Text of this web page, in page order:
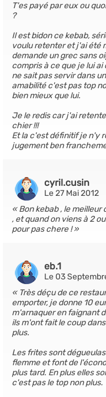
T'es payé par eux ou
?
Il est bidon ce kebab,
voulu retenter et j'ai été
demande un grec sans
compris à ce que je lui ai
ne sait pas servir dans
amabilité c'est pas top
bien mieux que lui.
Je le redis car j'ai
chier !!!
Et la c'est définitif je n'y
jugement ben
cyril.cusin
Le 27 Mai 2012
Bon kebab , le
, et quand on viens à 2
pour pas chere !
eb.1
Le 03
Très déçu de ce
emporter, je donne 10
m'arnaquer en faignant
ils m'ont fait le coup
plus.
Les frites sont
flemme et font de
plus tard. En plus elles
c'est pas le top non plus.